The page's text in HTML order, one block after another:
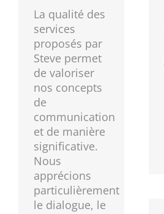
La qualité des
services
proposés par
Steve permet
de valoriser
nos concepts
de
communication
et de manière
significative.
Nous
apprécions
particulièrement
le dialogue, le